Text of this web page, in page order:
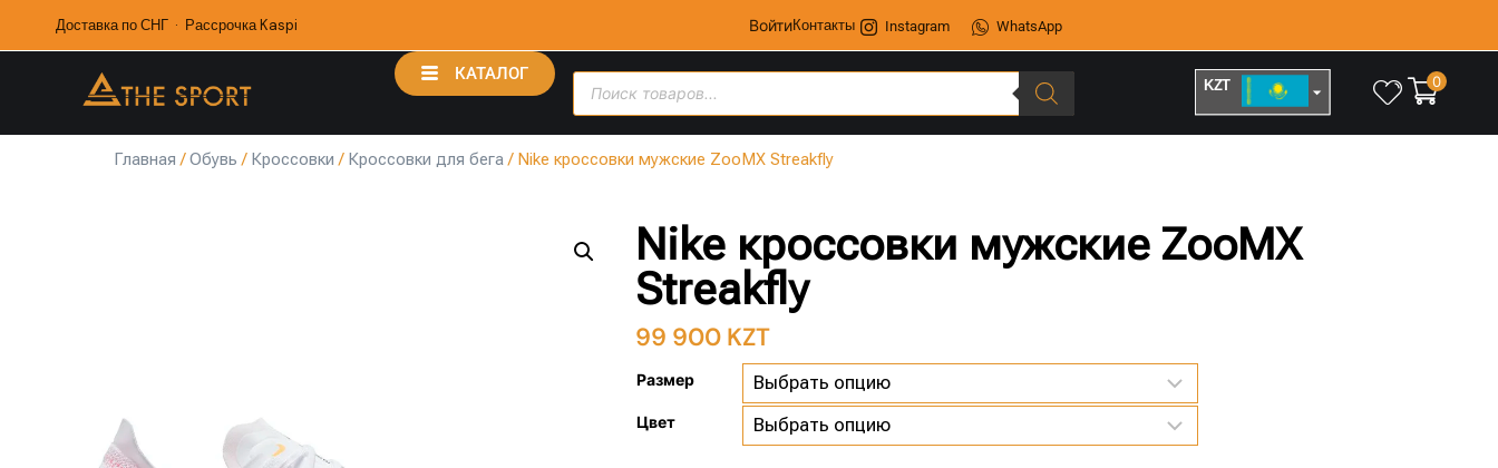
Доставка по СНГ · Рассрочка Kaspi ВойтиКонтакты Instagram WhatsApp
КАТАЛОГ
KZT 0
Главная /Обувь / Кроссовки / Кроссовки для бега/ Nike кроссовки мужские ZooMX Streakfly
Nike кроссовки мужские ZooMX
Streakfly
99 900 KZT
Размер
Цвет